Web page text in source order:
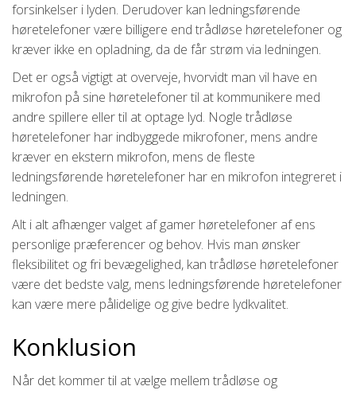
forsinkelser i lyden. Derudover kan ledningsførende
høretelefoner være billigere end trådløse høretelefoner og
kræver ikke en opladning, da de får strøm via ledningen.
Det er også vigtigt at overveje, hvorvidt man vil have en
mikrofon på sine høretelefoner til at kommunikere med
andre spillere eller til at optage lyd. Nogle trådløse
høretelefoner har indbyggede mikrofoner, mens andre
kræver en ekstern mikrofon, mens de fleste
ledningsførende høretelefoner har en mikrofon integreret i
ledningen.
Alt i alt afhænger valget af gamer høretelefoner af ens
personlige præferencer og behov. Hvis man ønsker
fleksibilitet og fri bevægelighed, kan trådløse høretelefoner
være det bedste valg, mens ledningsførende høretelefoner
kan være mere pålidelige og give bedre lydkvalitet.
Konklusion
Når det kommer til at vælge mellem trådløse og